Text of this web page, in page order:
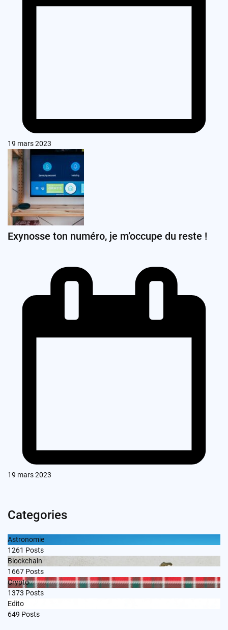
19 mars 2023
Exynosse ton numéro, je m’occupe du reste !
19 mars 2023
Categories
Astronomie
1261 Posts
Blockchain
1667 Posts
Crypto
1373 Posts
Edito
649 Posts